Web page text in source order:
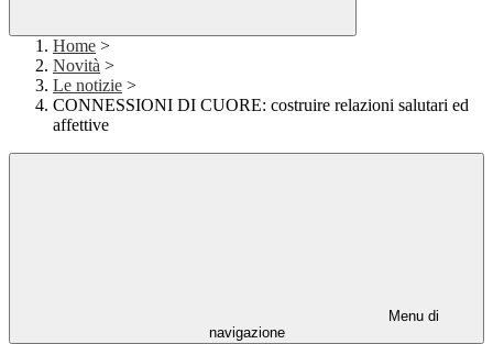
Home >
Novità >
Le notizie >
CONNESSIONI DI CUORE: costruire relazioni salutari ed
affettive
Menu di
navigazione